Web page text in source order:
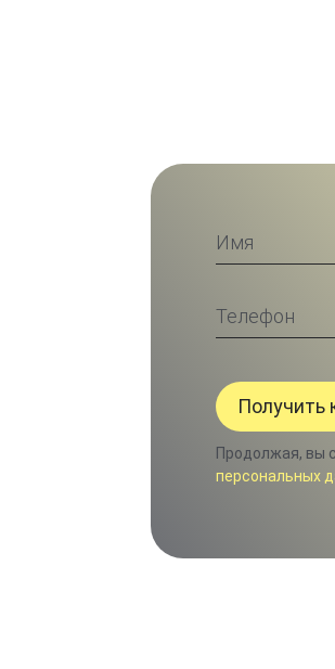
Продолжая, вы
персональных